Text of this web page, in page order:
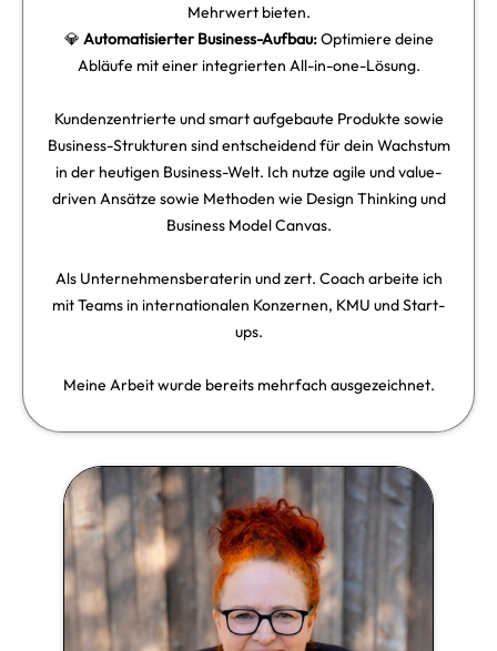
Mehrwert bieten.
💎 Automatisierter Business-Aufbau:Optimiere deine
Abläufe mit einer integrierten All-in-one-Lösung.
Kundenzentrierte und smart aufgebaute Produkte sowie
Business-Strukturen sind entscheidend für dein Wachstum
in der heutigen Business-Welt. Ich nutze agile und value-
driven Ansätze sowie Methoden wie Design Thinking und
Business Model Canvas.
Als Unternehmensberaterin und zert. Coach arbeite ich
mit Teams in internationalen Konzernen, KMU und Start-
ups.
Meine Arbeit wurde bereits mehrfach ausgezeichnet.